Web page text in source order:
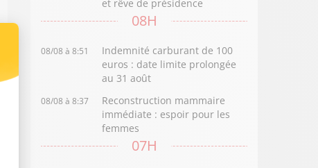
et rêve de présidence
08H
08/08 à 8:51
Indemnité carburant de 100
euros : date limite prolongée
au 31 août
08/08 à 8:37
Reconstruction mammaire
immédiate : espoir pour les
femmes
07H